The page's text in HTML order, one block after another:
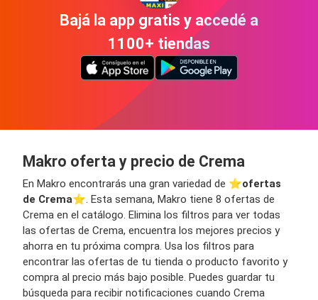
Bajá la app gratis y accedé a
1100+ tiendas
Makro oferta y precio de Crema
En Makro encontrarás una gran variedad de ⭐️ofertas
de Crema⭐️. Esta semana, Makro tiene 8 ofertas de
Crema en el catálogo. Elimina los filtros para ver todas
las ofertas de Crema, encuentra los mejores precios y
ahorra en tu próxima compra. Usa los filtros para
encontrar las ofertas de tu tienda o producto favorito y
compra al precio más bajo posible. Puedes guardar tu
búsqueda para recibir notificaciones cuando Crema